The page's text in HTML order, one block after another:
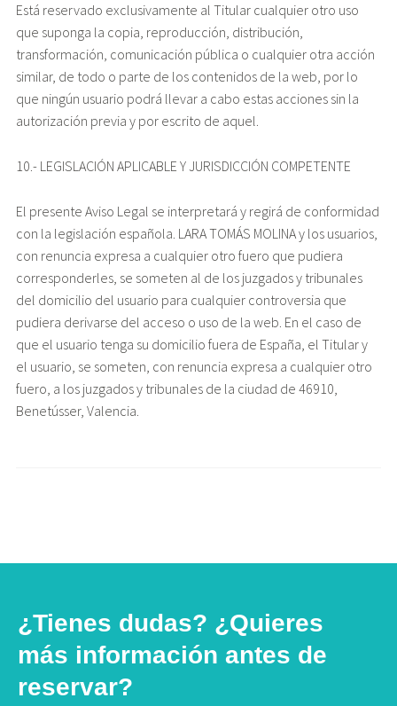
Está reservado exclusivamente al Titular cualquier otro uso
que suponga la copia, reproducción, distribución,
transformación, comunicación pública o cualquier otra acción
similar, de todo o parte de los contenidos de la web, por lo
que ningún usuario podrá llevar a cabo estas acciones sin la
autorización previa y por escrito de aquel.
10.- LEGISLACIÓN APLICABLE Y JURISDICCIÓN COMPETENTE
El presente Aviso Legal se interpretará y regirá de conformidad
con la legislación española. LARA TOMÁS MOLINA y los usuarios,
con renuncia expresa a cualquier otro fuero que pudiera
corresponderles, se someten al de los juzgados y tribunales
del domicilio del usuario para cualquier controversia que
pudiera derivarse del acceso o uso de la web. En el caso de
que el usuario tenga su domicilio fuera de España, el Titular y
el usuario, se someten, con renuncia expresa a cualquier otro
fuero, a los juzgados y tribunales de la ciudad de 46910,
Benetússer, Valencia.
¿Tienes dudas? ¿Quieres
más información antes de
reservar?